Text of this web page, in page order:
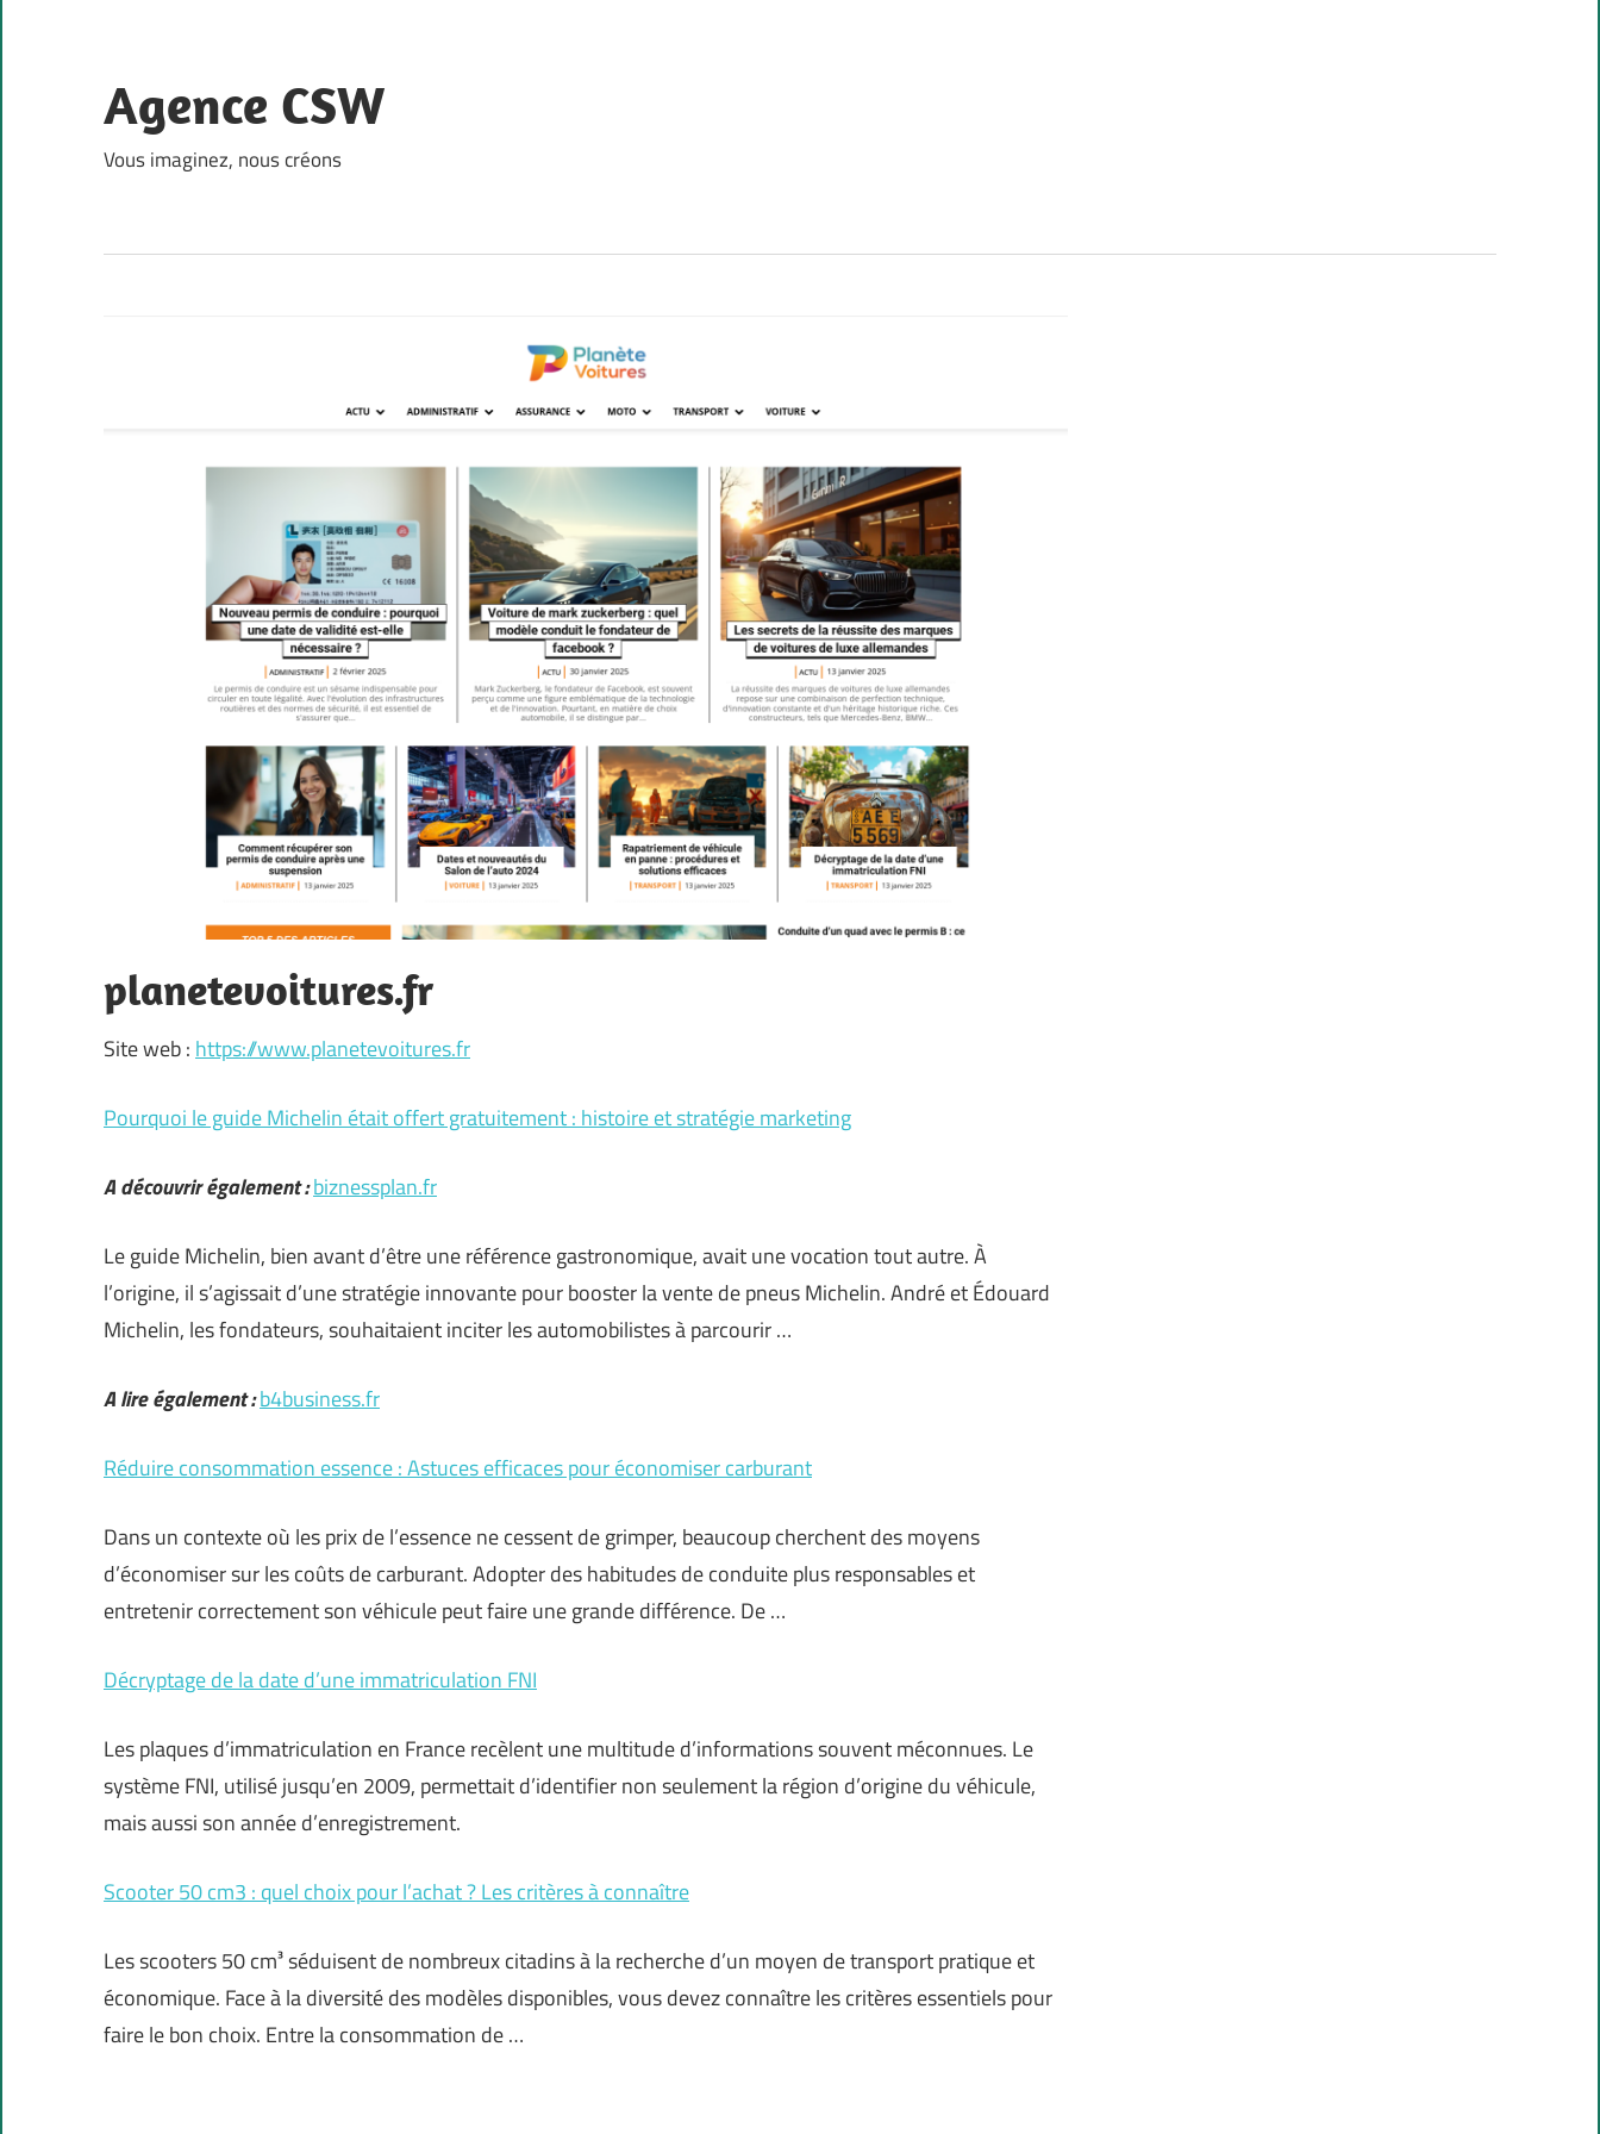
content
Agence CSW
Vous imaginez, nous créons
planetevoitures.fr
Site web : https://www.planetevoitures.fr
Pourquoi le guide Michelin était offert gratuitement : histoire et stratégie marketing
A découvrir également :biznessplan.fr
Le guide Michelin, bien avant d’être une référence gastronomique, avait une vocation tout autre. À
l’origine, il s’agissait d’une stratégie innovante pour booster la vente de pneus Michelin. André et Édouard
Michelin, les fondateurs, souhaitaient inciter les automobilistes à parcourir …
A lire également :b4business.fr
Réduire consommation essence : Astuces efficaces pour économiser carburant
Dans un contexte où les prix de l’essence ne cessent de grimper, beaucoup cherchent des moyens
d’économiser sur les coûts de carburant. Adopter des habitudes de conduite plus responsables et
entretenir correctement son véhicule peut faire une grande différence. De …
Décryptage de la date d’une immatriculation FNI
Les plaques d’immatriculation en France recèlent une multitude d’informations souvent méconnues. Le
système FNI, utilisé jusqu’en 2009, permettait d’identifier non seulement la région d’origine du véhicule,
mais aussi son année d’enregistrement.
Scooter 50 cm3 : quel choix pour l’achat ? Les critères à connaître
Les scooters 50 cm³ séduisent de nombreux citadins à la recherche d’un moyen de transport pratique et
économique. Face à la diversité des modèles disponibles, vous devez connaître les critères essentiels pour
faire le bon choix. Entre la consommation de …